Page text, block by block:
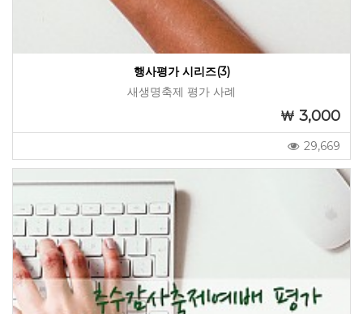
행사평가 시리즈(3)
새생명축제 평가 사례
3,000
29,669